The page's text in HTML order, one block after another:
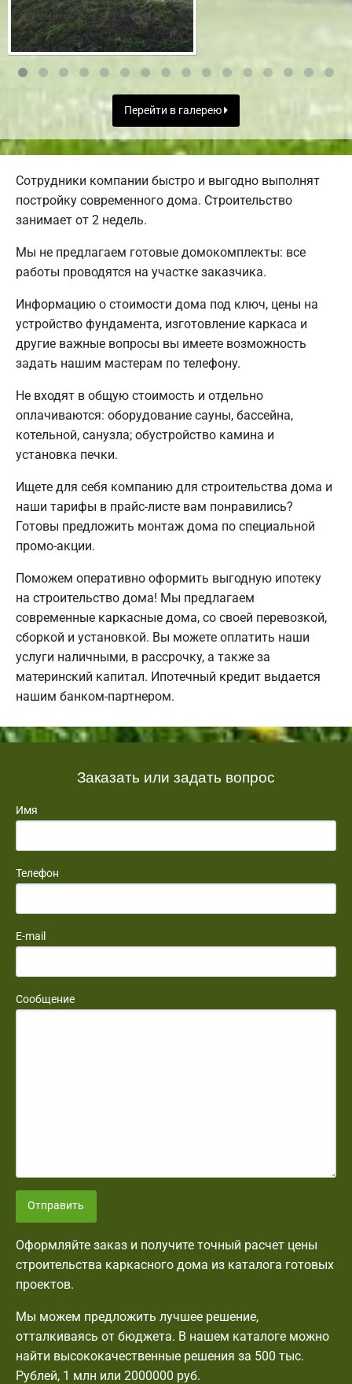
Перейти в галерею
Сотрудники компании быстро и выгодно выполнят
постройку современного дома. Строительство
занимает от 2 недель.
Мы не предлагаем готовые домокомплекты: все
работы проводятся на участке заказчика.
Информацию о стоимости дома под ключ, цены на
устройство фундамента, изготовление каркаса и
другие важные вопросы вы имеете возможность
задать нашим мастерам по телефону.
Не входят в общую стоимость и отдельно
оплачиваются: оборудование сауны, бассейна,
котельной, санузла; обустройство камина и
установка печки.
Ищете для себя компанию для строительства дома и
наши тарифы в прайс-листе вам понравились?
Готовы предложить монтаж дома по специальной
промо-акции.
Поможем оперативно оформить выгодную ипотеку
на строительство дома! Мы предлагаем
современные каркасные дома, со своей перевозкой,
сборкой и установкой. Вы можете оплатить наши
услуги наличными, в рассрочку, а также за
материнский капитал. Ипотечный кредит выдается
нашим банком-партнером.
Заказать или задать вопрос
Имя
Телефон
E-mail
Сообщение
Отправить
Оформляйте заказ и получите точный расчет цены
строительства каркасного дома из каталога готовых
проектов.
Мы можем предложить лучшее решение,
отталкиваясь от бюджета. В нашем каталоге можно
найти высококачественные решения за 500 тыс.
Рублей, 1 млн или 2000000 руб.